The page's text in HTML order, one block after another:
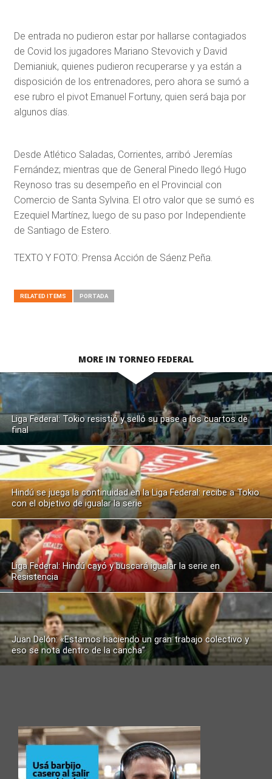
De entrada no pudieron estar por hallarse contagiados
de Covid los jugadores Mariano Stevovich y David
Demianiuk, quienes pudieron recuperarse y ya están a
disposición de los entrenadores, pero ahora se sumó a
ese rubro el pivot Emanuel Fortuny, quien será baja por
algunos días.
Desde Atlético Saladas, Corrientes, arribó Jeremías
Fernández; mientras que de General Pinedo llegó Hugo
Reynoso tras su desempeño en el Provincial con
Comercio de Santa Sylvina. El otro valor que se sumó es
Ezequiel Martínez, luego de su paso por Independiente
de Santiago de Estero.
TEXTO Y FOTO: Prensa Acción de Sáenz Peña.
RELATED ITEMS PORTADA
MORE IN TORNEO FEDERAL
Liga Federal: Tokio resistió y selló su pase a los cuartos de
final
Hindú se juega la continuidad en la Liga Federal: recibe a Tokio
con el objetivo de igualar la serie
Liga Federal: Hindú cayó y buscará igualar la serie en
Resistencia
Juan Delón: «Estamos haciendo un gran trabajo colectivo y
eso se nota dentro de la cancha”